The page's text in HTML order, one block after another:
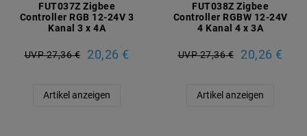
FUT037Z Zigbee
Controller RGB 12-24V 3
Kanal 3 x 4A
UVP 27,36 € 20,26 €
Artikel anzeigen
FUT038Z Zigbee
Controller RGBW 12-24V
4 Kanal 4 x 3A
UVP 27,36 € 20,26 €
Artikel anzeigen